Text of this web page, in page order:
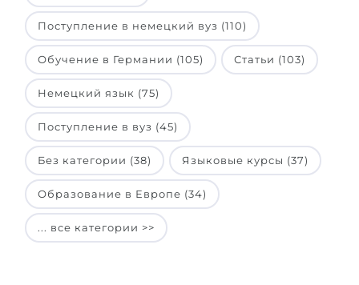
Поступление в немецкий вуз (110)
Обучение в Германии (105) Статьи (103)
Немецкий язык (75)
Поступление в вуз (45)
Без категории (38) Языковые курсы (37)
Образование в Европе (34)
... все категории >>